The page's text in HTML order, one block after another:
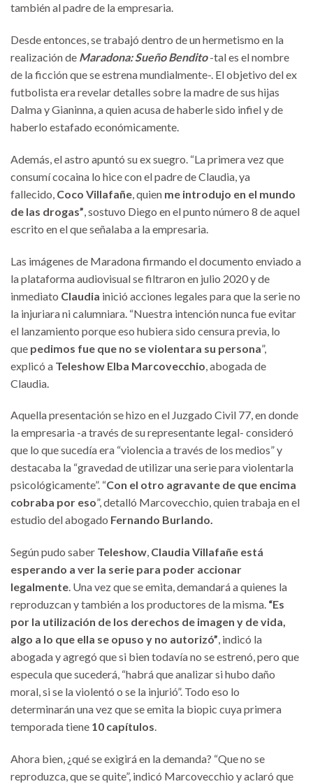
también al padre de la empresaria.
Desde entonces, se trabajó dentro de un hermetismo en la
realización de Maradona: Sueño Bendito-tal es el nombre
de la ficción que se estrena mundialmente-. El objetivo del ex
futbolista era revelar detalles sobre la madre de sus hijas
Dalma y Gianinna, a quien acusa de haberle sido infiel y de
haberlo estafado económicamente.
Además, el astro apuntó su ex suegro. “La primera vez que
consumí cocaina lo hice con el padre de Claudia, ya
fallecido, Coco Villafañe, quien me introdujo en el mundo
de las drogas”, sostuvo Diego en el punto número 8 de aquel
escrito en el que señalaba a la empresaria.
Las imágenes de Maradona firmando el documento enviado a
la plataforma audiovisual se filtraron en julio 2020 y de
inmediato Claudia inició acciones legales para que la serie no
la injuriara ni calumniara. “Nuestra intención nunca fue evitar
el lanzamiento porque eso hubiera sido censura previa, lo
que pedimos fue que no se violentara su persona”,
explicó a Teleshow Elba Marcovecchio , abogada de
Claudia.
Aquella presentación se hizo en el Juzgado Civil 77, en donde
la empresaria -a través de su representante legal- consideró
que lo que sucedía era “violencia a través de los medios” y
destacaba la “gravedad de utilizar una serie para violentarla
psicológicamente”. “Con el otro agravante de que encima
cobraba por eso”, detalló Marcovecchio, quien trabaja en el
estudio del abogado Fernando Burlando.
Según pudo saber Teleshow, Claudia Villafañe está
esperando a ver la serie para poder accionar
legalmente. Una vez que se emita, demandará a quienes la
reproduzcan y también a los productores de la misma. “Es
por la utilización de los derechos de imagen y de vida,
algo a lo que ella se opuso y no autorizó”, indicó la
abogada y agregó que si bien todavía no se estrenó, pero que
especula que sucederá, “habrá que analizar si hubo daño
moral, si se la violentó o se la injurió”. Todo eso lo
determinarán una vez que se emita la biopic cuya primera
temporada tiene 10 capítulos.
Ahora bien, ¿qué se exigirá en la demanda? “Que no se
reproduzca, que se quite”, indicó Marcovecchio y aclaró que